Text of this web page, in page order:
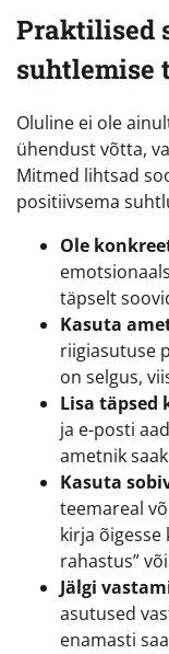
Praktilised
suhtlemise
Oluline ei ole
ühendust võtta,
Mitmed lihtsad
positiivsema
Ole
täpselt
Kasuta
riigiasutuse
on selgus,
Lisa täpsed
ja e-posti
ametnik
Kasuta
teemareal
kirja
rahastus”
Jälgi
asutused
enamasti